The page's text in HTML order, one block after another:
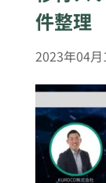
件整理
2023年04月